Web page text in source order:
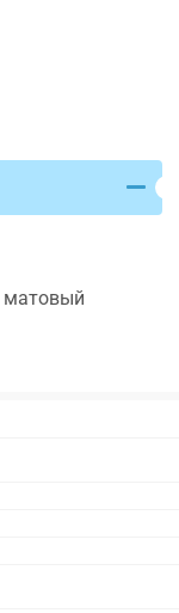
матовый